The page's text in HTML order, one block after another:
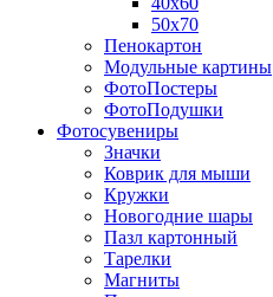
50х70
Пенокартон
Модульные картины
ФотоПостеры
ФотоПодушки
Фотоcувениры
Значки
Коврик для мыши
Кружки
Новогодние шары
Пазл картонный
Тарелки
Магниты